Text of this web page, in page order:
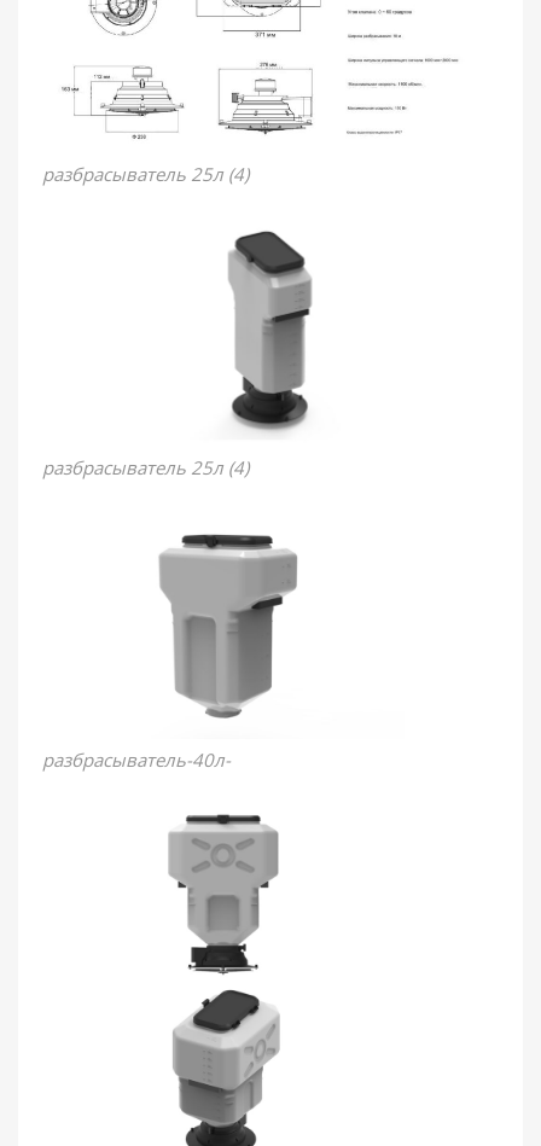
разбрасыватель 25л (4)
разбрасыватель 25л (4)
разбрасыватель-40л-